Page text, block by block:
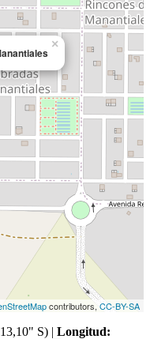
×
contributors, CC-BY-SA
S)| Longitud: